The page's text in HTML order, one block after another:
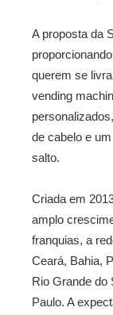
A proposta da
querem se
vending
de cabelo e
salto.
Criada em
amplo
franquias, a
Ceará, Bahia,
Rio Grande do
Paulo. A